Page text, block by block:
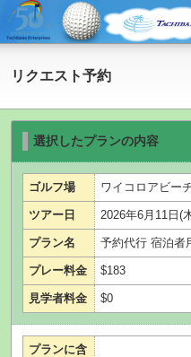
リクエスト予約
選択したプランの内容
ゴルフ場 ワイコロアビー
ツアー日 2026年6月11日(
プラン名 予約代行 宿泊者
プレー料金 $183
見学者料金 $0
プランに含